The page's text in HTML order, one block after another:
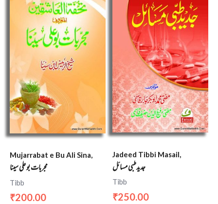
Mujarrabat e Bu Ali Sina,
مجربات بو علی سینا
Tibb
₹200.00
Jadeed Tibbi Masail,
جدید طبی مسائل
Tibb
₹250.00